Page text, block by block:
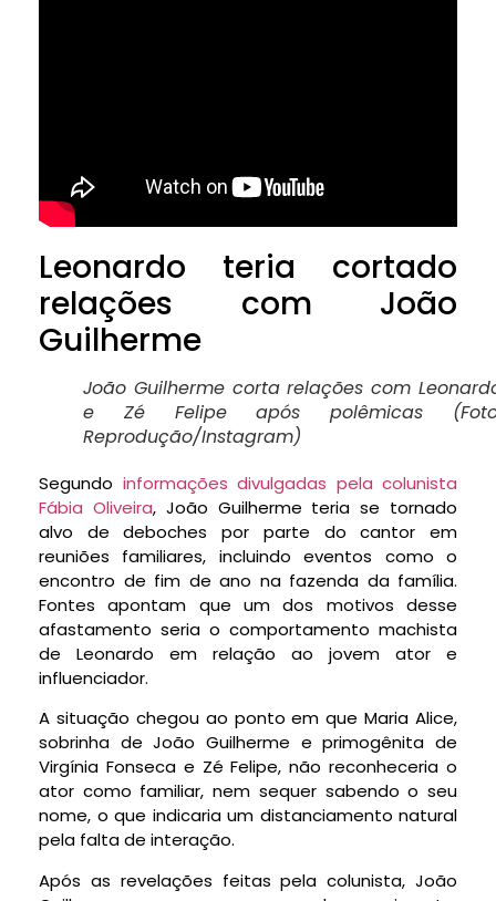
Leonardo teria cortado
relações com João
Guilherme
João Guilherme corta relações com
e Zé Felipe após polêmicas
Reprodução/Instagram)
Segundo informações divulgadas pela colunista
Fábia Oliveira, João Guilherme teria se tornado
alvo de deboches por parte do cantor em
reuniões familiares, incluindo eventos como o
encontro de fim de ano na fazenda da família.
Fontes apontam que um dos motivos desse
afastamento seria o comportamento machista
de Leonardo em relação ao jovem ator e
influenciador.
A situação chegou ao ponto em que Maria Alice,
sobrinha de João Guilherme e primogênita de
Virgínia Fonseca e Zé Felipe, não reconheceria o
ator como familiar, nem sequer sabendo o seu
nome, o que indicaria um distanciamento natural
pela falta de interação.
Após as revelações feitas pela colunista, João